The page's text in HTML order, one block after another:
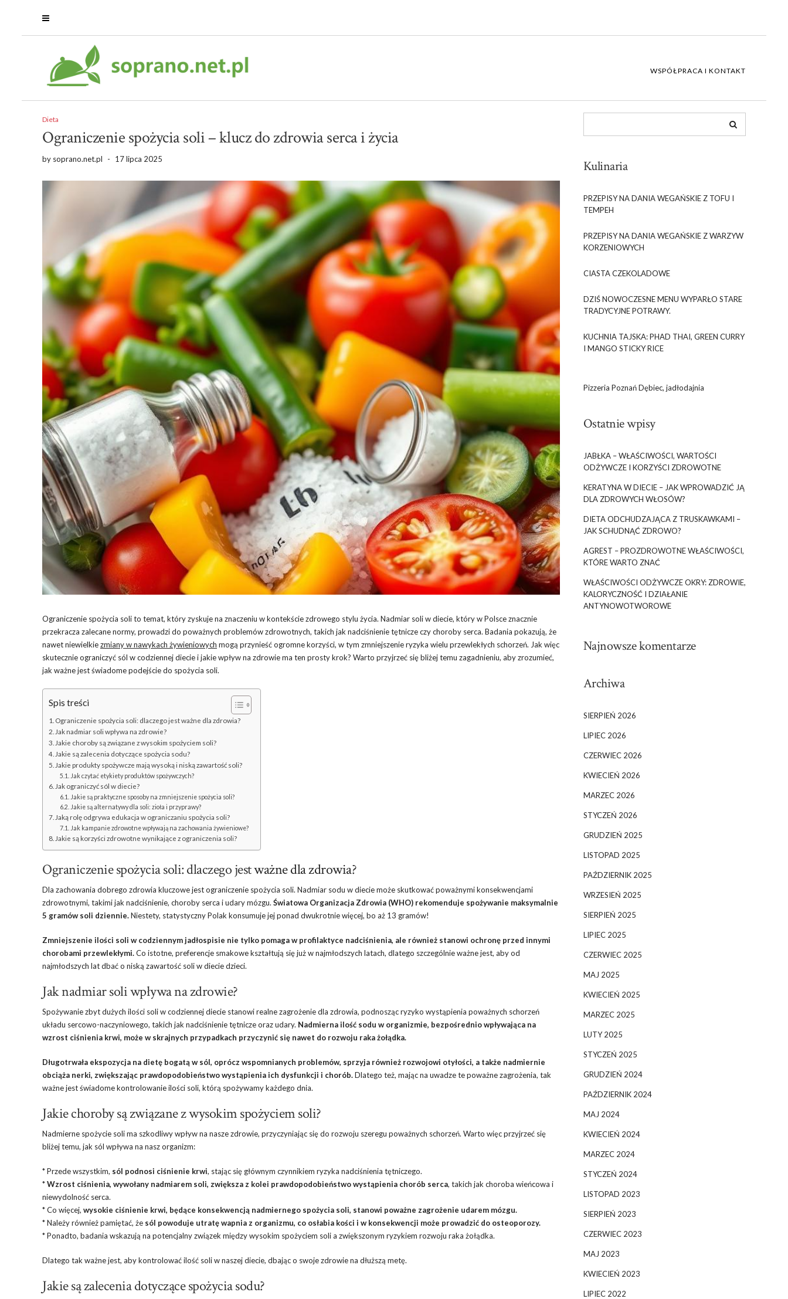
WSPÓŁPRACA I KONTAKT
Dieta
Ograniczenie spożycia soli – klucz do zdrowia serca i życia
by soprano.net.pl - 17 lipca 2025
Ograniczenie spożycia soli to temat, który zyskuje na znaczeniu w kontekście zdrowego stylu życia. Nadmiar soli w diecie, który w Polsce znacznie
przekracza zalecane normy, prowadzi do poważnych problemów zdrowotnych, takich jak nadciśnienie tętnicze czy choroby serca. Badania pokazują, że
nawet niewielkiezmiany w nawykach żywieniowych mogą przynieść ogromne korzyści, w tym zmniejszenie ryzyka wielu przewlekłych schorzeń. Jak więc
skutecznie ograniczyć sól w codziennej diecie i jakie wpływ na zdrowie ma ten prosty krok? Warto przyjrzeć się bliżej temu zagadnieniu, aby zrozumieć,
jak ważne jest świadome podejście do spożycia soli.
Spis treści
Ograniczenie spożycia soli: dlaczego jest ważne dla zdrowia?
Jak nadmiar soli wpływa na zdrowie?
Jakie choroby są związane z wysokim spożyciem soli?
Jakie są zalecenia dotyczące spożycia sodu?
Jakie produkty spożywcze mają wysoką i niską zawartość soli?
Jak czytać etykiety produktów spożywczych?
Jak ograniczyć sól w diecie?
Jakie są praktyczne sposoby na zmniejszenie spożycia soli?
Jakie są alternatywy dla soli: zioła i przyprawy?
Jaką rolę odgrywa edukacja w ograniczaniu spożycia soli?
Jak kampanie zdrowotne wpływają na zachowania żywieniowe?
Jakie są korzyści zdrowotne wynikające z ograniczenia soli?
Ograniczenie spożycia soli: dlaczego jestważne dla zdrowia?
Dla zachowania dobrego zdrowia kluczowe jest ograniczenie spożycia soli. Nadmiar sodu w diecie może skutkować poważnymi konsekwencjami
zdrowotnymi, takimi jak nadciśnienie, choroby serca i udary mózgu. Światowa Organizacja Zdrowia (WHO) rekomenduje spożywanie maksymalnie
5 gramów soli dziennie.Niestety, statystyczny Polak konsumuje jej ponad dwukrotnie więcej, bo aż 13 gramów!
Zmniejszenie ilości soli w codziennym jadłospisie nie tylko pomaga w profilaktyce nadciśnienia, ale również stanowi ochronę przed innymi
chorobami przewlekłymi.Co istotne, preferencje smakowe kształtują się już w najmłodszych latach, dlatego szczególnie ważne jest, aby od
najmłodszych lat dbać o niską zawartość soli w diecie dzieci.
Jak nadmiar soli wpływa na zdrowie?
Spożywanie zbyt dużych ilości soli w codziennej diecie stanowi realne zagrożenie dla zdrowia, podnosząc ryzyko wystąpienia poważnych schorzeń
układu sercowo-naczyniowego, takich jak nadciśnienie tętnicze oraz udary. Nadmierna ilość sodu w organizmie, bezpośrednio wpływająca na
wzrost ciśnienia krwi, może w skrajnych przypadkach przyczynić się nawet do rozwoju raka żołądka.
Długotrwała ekspozycja na dietę bogatą w sól, oprócz wspomnianych problemów, sprzyja również rozwojowi otyłości, a także nadmiernie
obciąża nerki, zwiększając prawdopodobieństwo wystąpienia ich dysfunkcji i chorób.Dlatego też, mając na uwadze te poważne zagrożenia, tak
ważne jest świadome kontrolowanie ilości soli, którą spożywamy każdego dnia.
Jakie choroby są związane z wysokim spożyciem soli?
Nadmierne spożycie soli ma szkodliwy wpływ na nasze zdrowie, przyczyniając się do rozwoju szeregu poważnych schorzeń. Warto więc przyjrzeć się
bliżej temu, jak sól wpływa na nasz organizm:
* Przede wszystkim, sól podnosi ciśnienie krwi, stając się głównym czynnikiem ryzyka nadciśnienia tętniczego.
*Wzrost ciśnienia, wywołany nadmiarem soli, zwiększa z kolei prawdopodobieństwo wystąpienia chorób serca, takich jak choroba wieńcowa i
niewydolność serca.
* Co więcej, wysokie ciśnienie krwi, będące konsekwencją nadmiernego spożycia soli, stanowi poważne zagrożenie udarem mózgu.
* Należy również pamiętać, że sól powoduje utratę wapnia z organizmu, co osłabia kości i w konsekwencji może prowadzić do osteoporozy.
* Ponadto, badania wskazują na potencjalny związek między wysokim spożyciem soli a zwiększonym ryzykiem rozwoju raka żołądka.
Dlatego tak ważne jest, aby kontrolować ilość soli w naszej diecie, dbając o swoje zdrowie na dłuższą metę.
Jakie są zalecenia dotyczące spożycia sodu?
Kulinaria
PRZEPISY NA DANIA WEGAŃSKIE Z TOFU I
TEMPEH
PRZEPISY NA DANIA WEGAŃSKIE Z WARZYW
KORZENIOWYCH
CIASTA CZEKOLADOWE
DZIŚ NOWOCZESNE MENU WYPARŁO STARE
TRADYCYJNE POTRAWY.
KUCHNIA TAJSKA: PHAD THAI, GREEN CURRY
I MANGO STICKY RICE
Pizzeria Poznań Dębiec, jadłodajnia
Ostatnie wpisy
JABŁKA – WŁAŚCIWOŚCI, WARTOŚCI
ODŻYWCZE I KORZYŚCI ZDROWOTNE
KERATYNA W DIECIE – JAK WPROWADZIĆ JĄ
DLA ZDROWYCH WŁOSÓW?
DIETA ODCHUDZAJĄCA Z TRUSKAWKAMI –
JAK SCHUDNĄĆ ZDROWO?
AGREST – PROZDROWOTNE WŁAŚCIWOŚCI,
KTÓRE WARTO ZNAĆ
WŁAŚCIWOŚCI ODŻYWCZE OKRY: ZDROWIE,
KALORYCZNOŚĆ I DZIAŁANIE
ANTYNOWOTWOROWE
Najnowsze komentarze
Archiwa
SIERPIEŃ 2026
LIPIEC 2026
CZERWIEC 2026
KWIECIEŃ 2026
MARZEC 2026
STYCZEŃ 2026
GRUDZIEŃ 2025
LISTOPAD 2025
PAŹDZIERNIK 2025
WRZESIEŃ 2025
SIERPIEŃ 2025
LIPIEC 2025
CZERWIEC 2025
MAJ 2025
KWIECIEŃ 2025
MARZEC 2025
LUTY 2025
STYCZEŃ 2025
GRUDZIEŃ 2024
PAŹDZIERNIK 2024
MAJ 2024
KWIECIEŃ 2024
MARZEC 2024
STYCZEŃ 2024
LISTOPAD 2023
SIERPIEŃ 2023
CZERWIEC 2023
MAJ 2023
KWIECIEŃ 2023
LIPIEC 2022